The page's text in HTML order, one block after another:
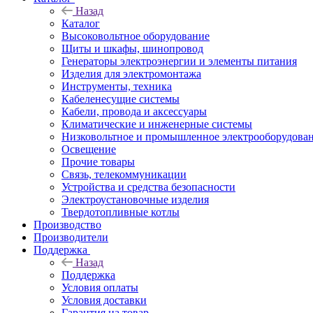
Назад
Каталог
Высоковольтное оборудование
Щиты и шкафы, шинопровод
Генераторы электроэнергии и элементы питания
Изделия для электромонтажа
Инструменты, техника
Кабеленесущие системы
Кабели, провода и аксессуары
Климатические и инженерные системы
Низковольтное и промышленное
Освещение
Прочие товары
Связь, телекоммуникации
Устройства и средства безопасности
Электроустановочные изделия
Твердотопливные котлы
Производство
Производители
Поддержка
Назад
Поддержка
Условия оплаты
Условия доставки